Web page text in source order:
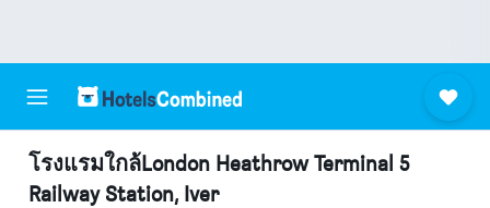
โรงแรมใกล้London Heathrow Terminal 5
Railway Station, Iver